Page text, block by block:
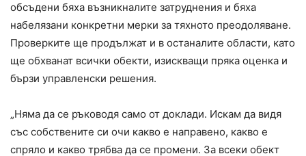
обсъдени бяха възникналите затруднения и бяха
набелязани конкретни мерки за тяхното преодоляване.
Проверките ще продължат и в останалите области, като
ще обхванат всички обекти, изискващи пряка оценка и
бързи управленски решения.
„Няма да се ръководя само от доклади. Искам да видя
със собствените си очи какво е направено, какво е
спряло и какво трябва да се промени. За всеки обект